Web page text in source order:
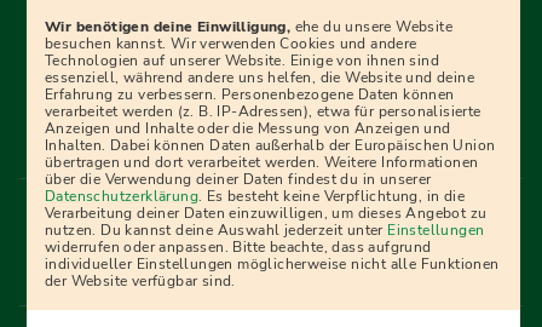
Ratgebern und Prüfungspaketen, interaktiven
Videokursen und vielem mehr. Für alle, die was werden
wollen!
Menü Fußleiste
Impressum Bildquellen Presse
Mediadaten
Partner
AGB Datenschutz
Widerrufsbelehrung
Bestellung
Affiliate Partner Cookies
Wir benötigen deine Einwilligung, ehe du unsere Website
besuchen kannst. Wir verwenden Cookies und andere
Technologien auf unserer Website. Einige von ihnen sind
essenziell, während andere uns helfen, die Website und deine
Erfahrung zu verbessern. Personenbezogene Daten können
verarbeitet werden (z. B. IP-Adressen), etwa für personalisierte
Anzeigen und Inhalte oder die Messung von Anzeigen und
Inhalten. Dabei können Daten außerhalb der Europäischen Union
übertragen und dort verarbeitet werden. Weitere Informationen
über die Verwendung deiner Daten findest du in unserer
Datenschutzerklärung. Es besteht keine Verpflichtung, in die
Verarbeitung deiner Daten einzuwilligen, um dieses Angebot zu
nutzen. Du kannst deine Auswahl jederzeit unter Einstellungen
widerrufen oder anpassen. Bitte beachte, dass aufgrund
individueller Einstellungen möglicherweise nicht alle Funktionen
der Website verfügbar sind.